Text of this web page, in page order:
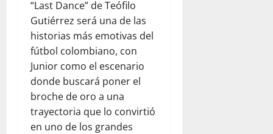
“Last Dance” de Teófilo
Gutiérrez será una de las
historias más emotivas del
fútbol colombiano, con
Junior como el escenario
donde buscará poner el
broche de oro a una
trayectoria que lo convirtió
en uno de los grandes